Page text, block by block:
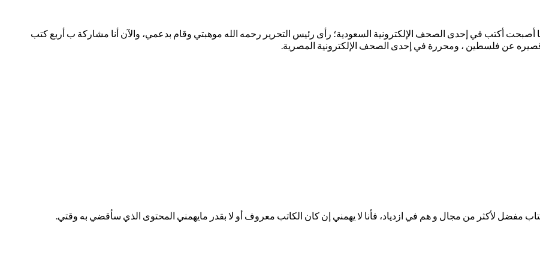
كاتبة في جميع المجالات؛ في البداية أنا كاتبة خواطر و قبل ١٣ عامًا أصبحت أكتب في إحدى الصحف الإلكترونية السعودية؛ رأى رئيس التحرير رحمه الله موهبتي وقام بدعمي، والآن أنا مشاركة ب أربع كتب
عن فلسطين ، ومحررة في إحدى الصحف الإلكترونية المصرية.
مفضل لأكثر من مجال و هم في ازدياد، فأنا لا يهمني إن كان الكاتب معروف أو لا بقدر مايهمني المحتوى الذي سأقضي به وقتي.